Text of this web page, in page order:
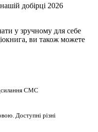
добірці 2026
у зручному для себе
ви також можете
СМС
Доступні різні